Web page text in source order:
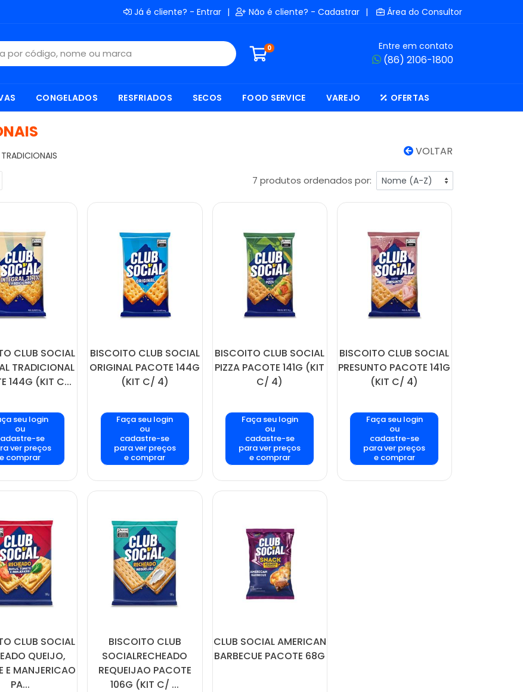
Já é cliente? - Entrar | Não é cliente? - Cadastrar | Área do Consultor
0 Entre em contato
(86) 2106-1800
CONGELADOS RESFRIADOS SECOS FOOD SERVICE VAREJO OFERTAS
VOLTAR
7 produtos ordenados por:
CLUB SOCIAL
TRADICIONAL
144G (KIT C...
seu login
ou
se
ver preços
e comprar
BISCOITO CLUB SOCIAL
ORIGINAL PACOTE 144G
(KIT C/ 4)
Faça seu login
ou
cadastre-se
para ver preços
e comprar
BISCOITO CLUB SOCIAL
PIZZA PACOTE 141G (KIT
C/ 4)
Faça seu login
ou
cadastre-se
para ver preços
e comprar
BISCOITO CLUB SOCIAL
PRESUNTO PACOTE 141G
(KIT C/ 4)
Faça seu login
ou
cadastre-se
para ver preços
e comprar
CLUB SOCIAL
QUEIJO,
E MANJERICAO
PA...
BISCOITO CLUB
SOCIALRECHEADO
REQUEIJAO PACOTE
106G (KIT C/ ...
CLUB SOCIAL AMERICAN
BARBECUE PACOTE 68G